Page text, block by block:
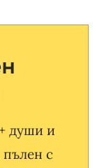
души и
с